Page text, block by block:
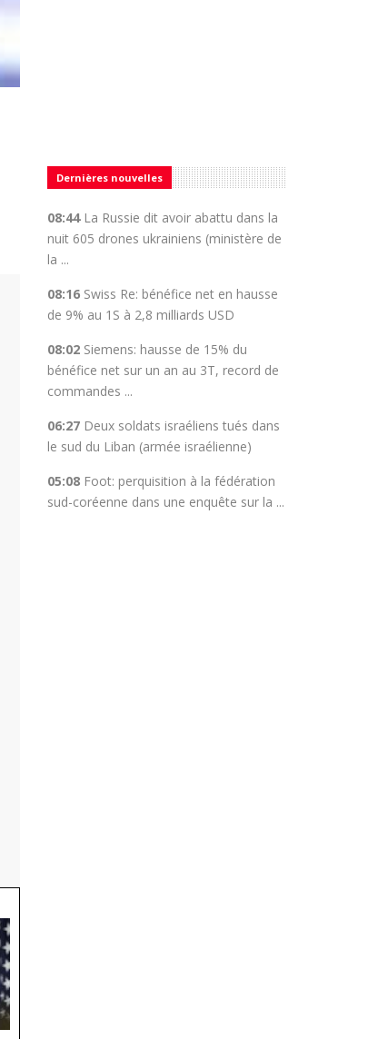
Dernières nouvelles
08:44 La Russie dit avoir abattu dans la
nuit 605 drones ukrainiens (ministère de
la ...
08:16 Swiss Re: bénéfice net en hausse
de 9% au 1S à 2,8 milliards USD
08:02 Siemens: hausse de 15% du
bénéfice net sur un an au 3T, record de
commandes ...
06:27 Deux soldats israéliens tués dans
le sud du Liban (armée israélienne)
05:08 Foot: perquisition à la fédération
sud-coréenne dans une enquête sur la ...